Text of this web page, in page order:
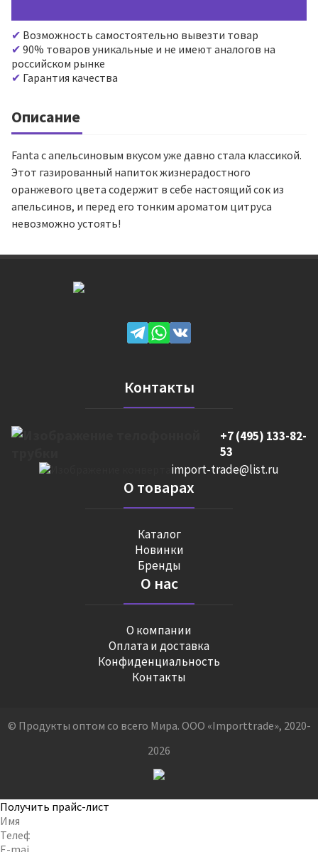
Возможность самостоятельно вывезти товар
90% товаров уникальные и не имеют аналогов на
российском рынке
Гарантия качества
Описание
Fanta с апельсиновым вкусом уже давно стала классикой.
Этот газированный напиток жизнерадостного
оранжевого цвета содержит в себе настоящий сок из
апельсинов, и перед его тонким ароматом цитруса
невозможно устоять!
Контакты
+7 (495) 133-82-
53
import-trade@list.ru
О товарах
Каталог
Новинки
Бренды
О нас
О компании
Оплата и доставка
Конфиденциальность
Контакты
© Продукты оптом со всего Мира. ООО «Importtrade», 2020-
2026
Получить прайс-лист